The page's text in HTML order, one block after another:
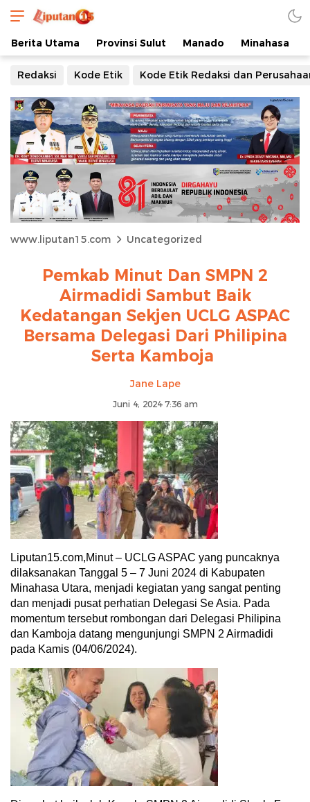
Berita Utama Provinsi Sulut Manado Minahasa
Redaksi Kode Etik Kode Etik Redaksi dan
www.liputan15.com Uncategorized
Pemkab Minut Dan SMPN 2
Airmadidi Sambut Baik
Kedatangan Sekjen UCLG ASPAC
Bersama Delegasi Dari Philipina
Serta Kamboja
Jane Lape
Juni 4, 2024 7:36 am
Liputan15.com,Minut – UCLG ASPAC yang puncaknya
dilaksanakan Tanggal 5 – 7 Juni 2024 di Kabupaten
Minahasa Utara, menjadi kegiatan yang sangat penting
dan menjadi pusat perhatian Delegasi Se Asia. Pada
momentum tersebut rombongan dari Delegasi Philipina
dan Kamboja datang mengunjungi SMPN 2 Airmadidi
pada Kamis (04/06/2024).